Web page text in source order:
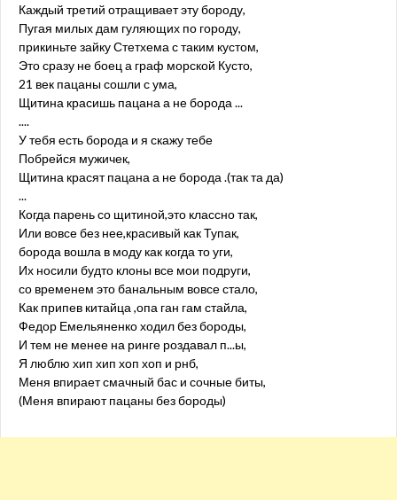
Каждый третий отращивает эту бороду,
Пугая милых дам гуляющих по городу,
прикиньте зайку Стетхема с таким кустом,
Это сразу не боец а граф морской Кусто,
21 век пацаны сошли с ума,
Щитина красишь пацана а не борода ...
....
У тебя есть борода и я скажу тебе
Побрейся мужичек,
Щитина красят пацана а не борода .(так та да)
...
Когда парень со щитиной,это классно так,
Или вовсе без нее,красивый как Тупак,
борода вошла в моду как когда то уги,
Их носили будто клоны все мои подруги,
со временем это банальным вовсе стало,
Как припев китайца ,опа ган гам стайла,
Федор Емельяненко ходил без бороды,
И тем не менее на ринге роздавал п...ы,
Я люблю хип хип хоп хоп и рнб,
Меня впирает смачный бас и сочные биты,
(Меня впирают пацаны без бороды)